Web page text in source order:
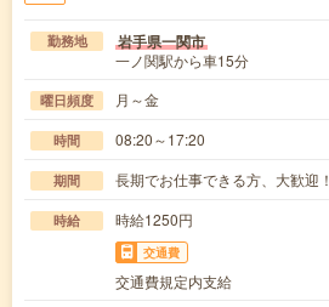
勤務地 岩手県一関市
一ノ関駅から車15分
曜日頻度 月～金
時間 08:20～17:20
期間 長期でお仕事できる方、大歓迎！
時給 時給1250円
交通費
交通費規定内支給